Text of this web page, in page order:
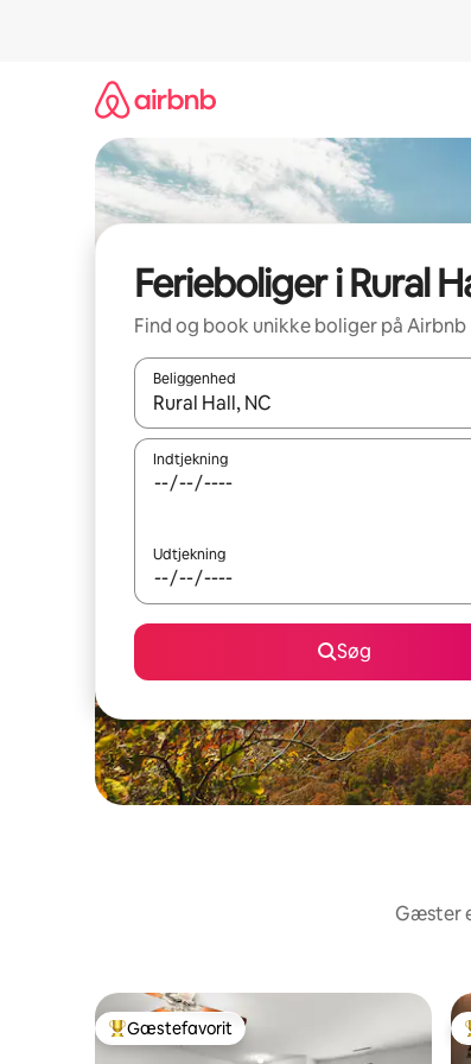
Ferieboliger i Rural
Find og book unikke boliger på Airbnb
Beliggenhed
Når resultaterne er tilgængelige, skal du
Indtjekning
Udtjekning
Søg
Gæster
Bedste gæstefavorit
Gæstefavorit